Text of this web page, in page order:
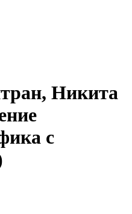
Никита
с